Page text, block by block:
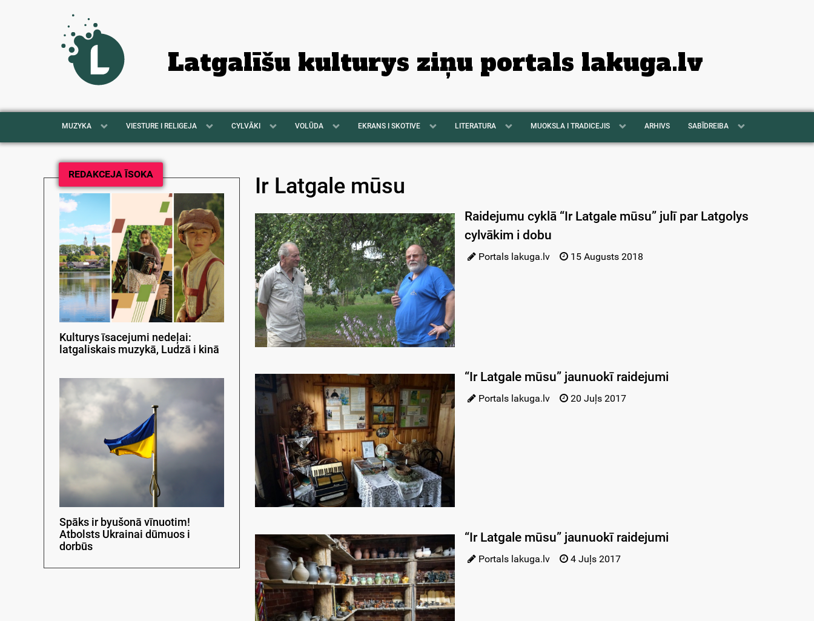
Latgalīšu kulturys ziņu portals lakuga.lv
MUZYKA VIESTURE I RELIGEJA CYLVĀKI VOLŪDA EKRANS I SKOTIVE LITERATURA MUOKSLA I TRADICEJIS ARHIVS SABĪDREIBA
REDAKCEJA ĪSOKA
Kulturys īsacejumi nedeļai:
latgaliskais muzykā, Ludzā i kinā
Spāks ir byušonā vīnuotim!
Atbolsts Ukrainai dūmuos i
dorbūs
Ir Latgale mūsu
Raidejumu cyklā “Ir Latgale mūsu” julī par Latgolys
cylvākim i dobu
Portals lakuga.lv 15 Augusts 2018
“Ir Latgale mūsu” jaunuokī raidejumi
Portals lakuga.lv 20 Juļs 2017
“Ir Latgale mūsu” jaunuokī raidejumi
Portals lakuga.lv 4 Juļs 2017